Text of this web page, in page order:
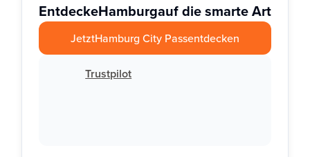
EntdeckeHamburgauf die smarte Art
JetztHamburg City Passentdecken
Trustpilot